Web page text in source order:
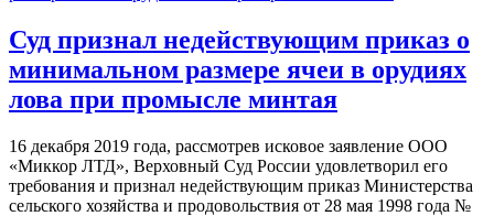
Суд признал недействующим приказ о
минимальном размере ячеи в орудиях
лова при промысле минтая
16 декабря 2019 года, рассмотрев исковое заявление ООО
«Миккор ЛТД», Верховный Суд России удовлетворил его
требования и признал недействующим приказ Министерства
сельского хозяйства и продовольствия от 28 мая 1998 года №